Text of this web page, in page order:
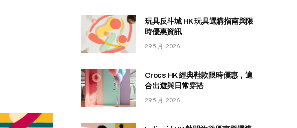
玩具反斗城 HK 玩具選購指南與限
時優惠資訊
29 5 月, 2026
Crocs HK 經典鞋款限時優惠，適
合出遊與日常穿搭
29 5 月, 2026